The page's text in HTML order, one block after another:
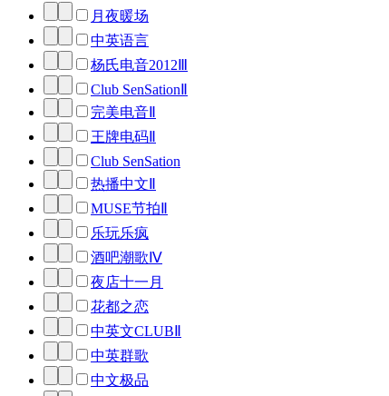
月夜暖场
中英语言
杨氏电音2012Ⅲ
Club SenSationⅡ
完美电音Ⅱ
王牌电码Ⅱ
Club SenSation
热播中文Ⅱ
MUSE节拍Ⅱ
乐玩乐疯
酒吧潮歌Ⅳ
夜店十一月
花都之恋
中英文CLUBⅡ
中英群歌
中文极品